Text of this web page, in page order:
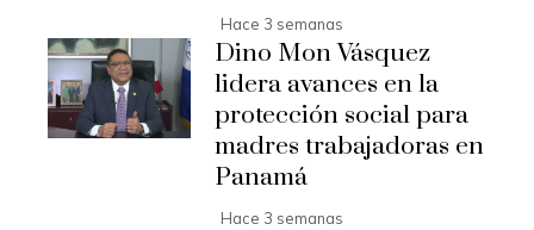
Hace 3 semanas
Dino Mon Vásquez
lidera avances en la
protección social para
madres trabajadoras en
Panamá
Hace 3 semanas